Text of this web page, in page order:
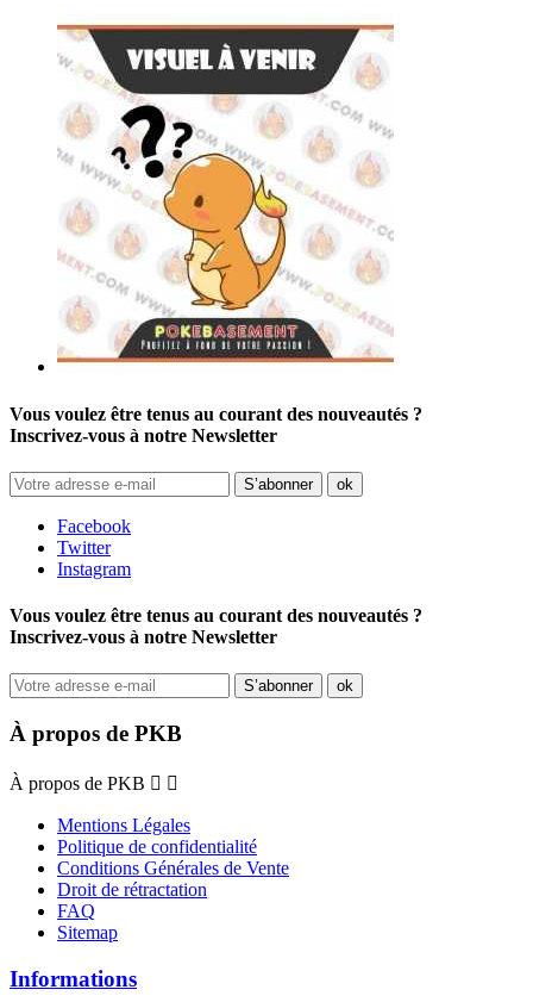
Vous voulez être tenus au courant des nouveautés ?
Inscrivez-vous à notre Newsletter
Facebook
Twitter
Instagram
Vous voulez être tenus au courant des nouveautés ?
Inscrivez-vous à notre Newsletter
À propos de PKB
À propos de PKB  
Mentions Légales
Politique de confidentialité
Conditions Générales de Vente
Droit de rétractation
FAQ
Sitemap
Informations